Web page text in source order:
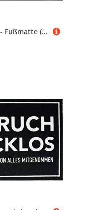
Schluss mit lustig - Fußmatte (40x 60cm)